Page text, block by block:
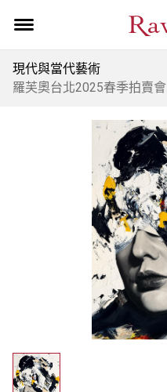
現代與當代藝術
羅芙奧台北2025春季拍賣會